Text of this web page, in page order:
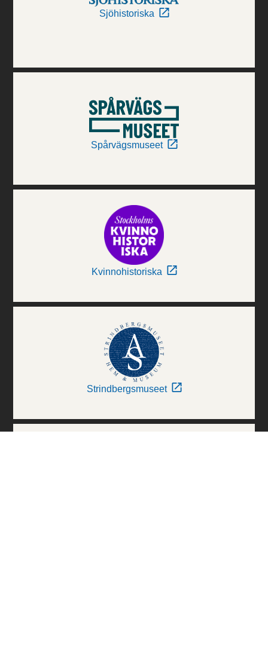
Sjöhistoriska
Spårvägsmuseet
Kvinnohistoriska
Strindbergsmuseet